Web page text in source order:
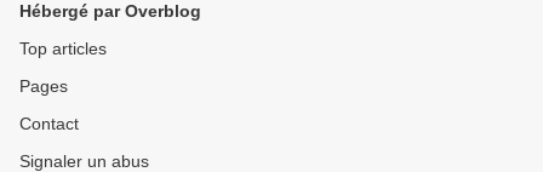
Hébergé par Overblog
Top articles
Pages
Contact
Signaler un abus